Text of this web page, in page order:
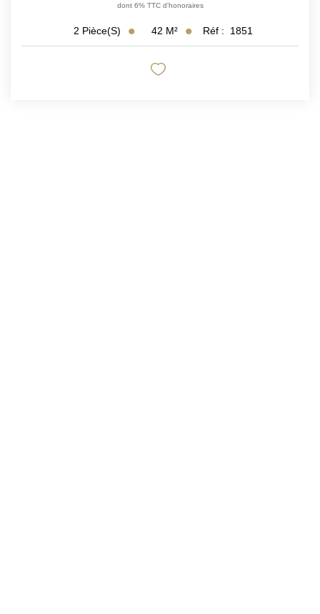
dont 6% TTC d'honoraires
2 Pièce(s) 42 M² Réf : 1851